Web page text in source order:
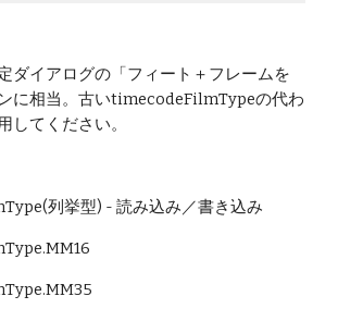
ダイアログの「フィート＋フレームを
に相当。古いtimecodeFilmTypeの代わ
してください。
列挙型) - 読み込み／書き込み